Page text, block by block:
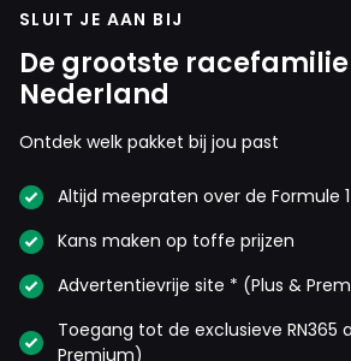
LW
gênant nu Russel zelfs op 2 staat.
Meepraten? Dat kan! Je hoeft je
SLUIT JE AAN BIJ
De grootste
Nederland
Ontdek welk pakket bij jou past
Altijd meepraten over de Formule 1
Kans maken op toffe prijzen
Advertentievrije site * (Plus &
Toegang tot de exclusieve RN365
Premium)